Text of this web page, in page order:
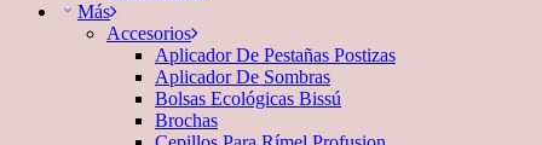
Más
Accesorios
Aplicador De Pestañas Postizas
Aplicador De Sombras
Bolsas Ecológicas Bissú
Brochas